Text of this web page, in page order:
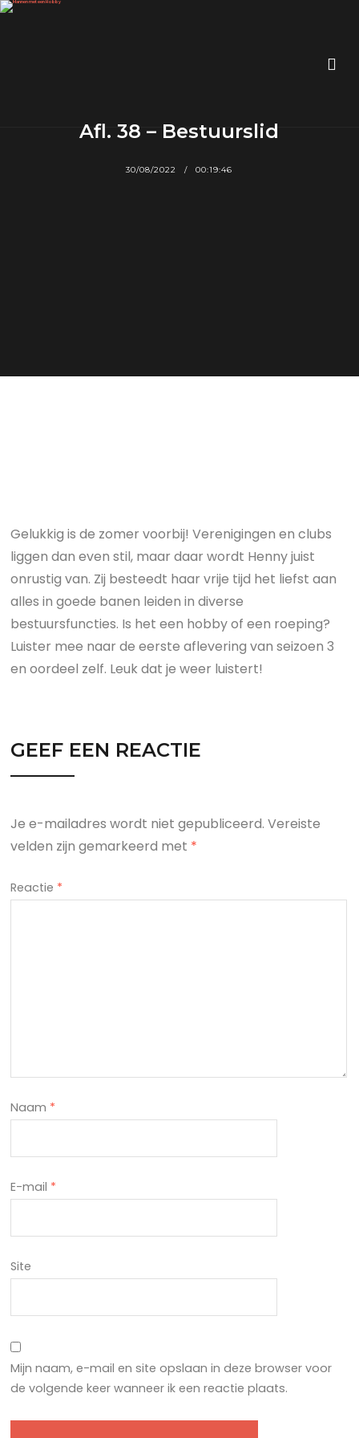
Afl. 38 – Bestuurslid
30/08/2022 00:19:46
Gelukkig is de zomer voorbij! Verenigingen en clubs
liggen dan even stil, maar daar wordt Henny juist
onrustig van. Zij besteedt haar vrije tijd het liefst aan
alles in goede banen leiden in diverse
bestuursfuncties. Is het een hobby of een roeping?
Luister mee naar de eerste aflevering van seizoen 3
en oordeel zelf. Leuk dat je weer luistert!
GEEF EEN REACTIE
Je e-mailadres wordt niet gepubliceerd. Vereiste
velden zijn gemarkeerd met *
Reactie *
Naam *
E-mail *
Site
Mijn naam, e-mail en site opslaan in deze browser voor
de volgende keer wanneer ik een reactie plaats.